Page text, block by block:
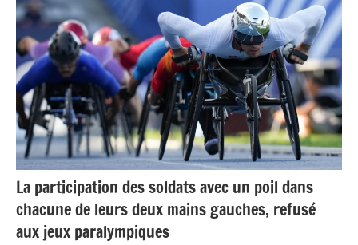
La participation des soldats avec un poil dans
chacune de leurs deux mains gauches, refusé
aux jeux paralympiques